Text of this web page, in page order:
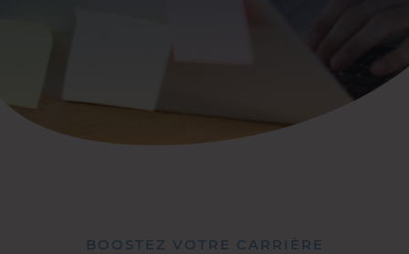
BOOSTEZ VOTRE CARRIÈRE